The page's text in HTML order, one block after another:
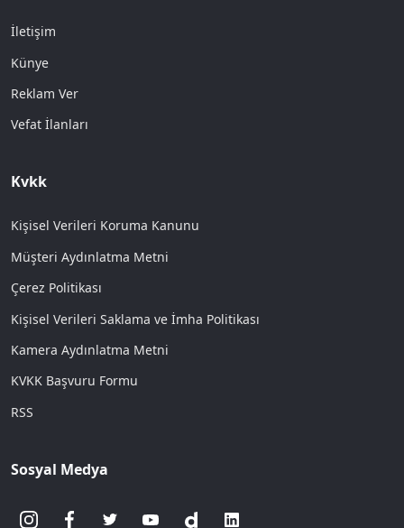
İletişim
Künye
Reklam Ver
Vefat İlanları
Kvkk
Kişisel Verileri Koruma Kanunu
Müşteri Aydınlatma Metni
Çerez Politikası
Kişisel Verileri Saklama ve İmha Politikası
Kamera Aydınlatma Metni
KVKK Başvuru Formu
RSS
Sosyal Medya